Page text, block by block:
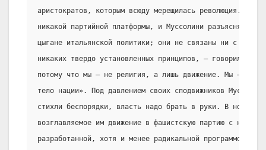
аристократов, которым всюду мерещилась революция.
никакой партийной платформы, и Муссолини разъяснял,
цыгане итальянской политики; они не связаны ни с
никаких твердо установленных принципов, – говорил он,
потому что мы – не религия, а лишь движение. Мы – не
тело нации». Под давлением своих сподвижников
стихли беспорядки, власть надо брать в руки. В ноябре
возглавляемое им движение в фашистскую партию с новой,
разработанной, хотя и менее радикальной программой.